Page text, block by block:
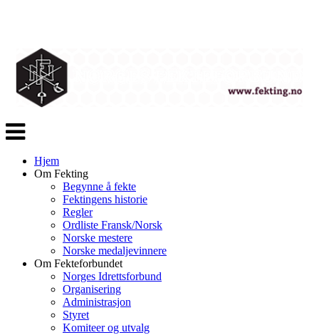
Veksle
navigasjon
Hjem
Om Fekting
Begynne å fekte
Fektingens historie
Regler
Ordliste Fransk/Norsk
Norske mestere
Norske medaljevinnere
Om Fekteforbundet
Norges Idrettsforbund
Organisering
Administrasjon
Styret
Komiteer og utvalg